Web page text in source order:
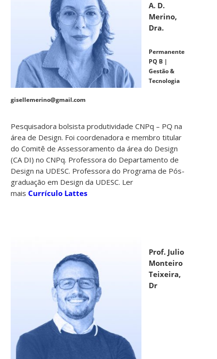
A. D.
Merino,
Dra.
Permanente
PQ B |
Gestão &
Tecnologia
gisellemerino@gmail.com
Pesquisadora bolsista produtividade CNPq – PQ na
área de Design. Foi coordenadora e membro titular
do Comitê de Assessoramento da área do Design
(CA DI) no CNPq. Professora do Departamento de
Design na UDESC. Professora do Programa de Pós-
graduação em Design da UDESC. Ler
maisCurrículo Lattes
Prof. Julio
Monteiro
Teixeira,
Dr